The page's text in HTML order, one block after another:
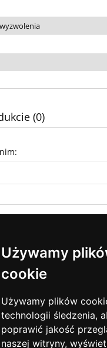
Używamy
cookie
Używamy plików
technologii śledzenia,
poprawić jakość
naszej witryny,
(0)